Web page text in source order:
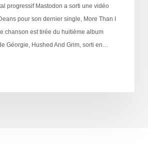
progressif Mastodon a sorti une vidéo
pour son dernier single, More Than I
chanson est tirée du huitième album
Géorgie, Hushed And Grim, sorti en…